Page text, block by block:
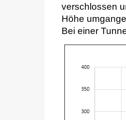
verschlossen
Höhe
Bei einer